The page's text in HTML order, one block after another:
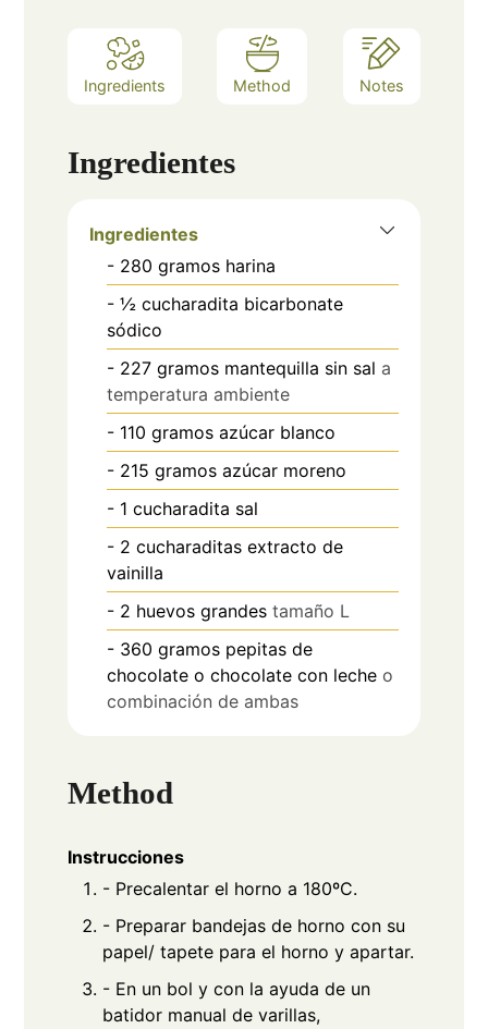
Ingredients Method Notes
Ingredientes
Ingredientes
- 280 gramos harina
- ½ cucharadita bicarbonate
sódico
- 227 gramos mantequilla sin sal a
temperatura ambiente
- 110 gramos azúcar blanco
- 215 gramos azúcar moreno
- 1 cucharadita sal
- 2 cucharaditas extracto de
vainilla
- 2 huevos grandes tamaño L
- 360 gramos pepitas de
chocolate o chocolate con leche o
combinación de ambas
Method
Instrucciones
- Precalentar el horno a 180ºC.
- Preparar bandejas de horno con su
papel/ tapete para el horno y apartar.
- En un bol y con la ayuda de un
batidor manual de varillas,